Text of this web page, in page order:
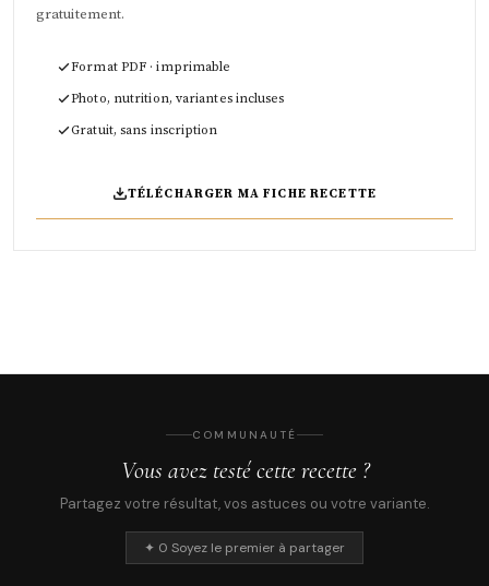
gratuitement.
Format PDF · imprimable
Photo, nutrition, variantes incluses
Gratuit, sans inscription
TÉLÉCHARGER MA FICHE RECETTE
COMMUNAUTÉ
Vous avez testé cette recette ?
Partagez votre résultat, vos astuces ou votre variante.
✦ 0 Soyez le premier à partager